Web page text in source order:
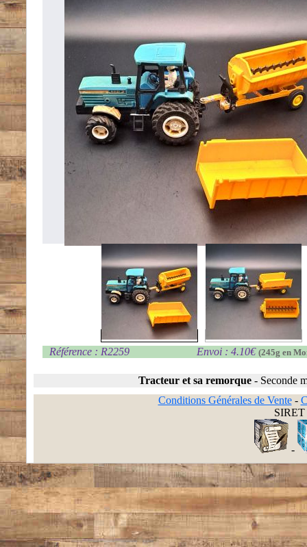
Référence : R2259 Envoi : 4.10€ (245g en
Tracteur et sa remorque- Seconde
Conditions Générales de Vente-
SIRET
-